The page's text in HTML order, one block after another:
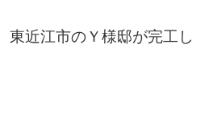
東近江市のＹ様邸が完工し